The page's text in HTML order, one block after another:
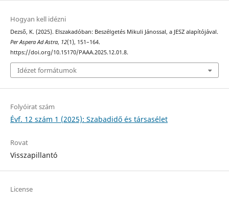
Hogyan kell idézni
Dezső, K. (2025). Elszakadóban: Beszélgetés Mikuli Jánossal, a JESZ alapítójával.
Per Aspera Ad Astra, 12(1), 151–164.
https://doi.org/10.15170/PAAA.2025.12.01.8.
Idézet formátumok
Folyóirat szám
Évf. 12 szám 1 (2025): Szabadidő és társasélet
Rovat
Visszapillantó
License